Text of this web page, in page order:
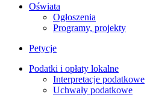
Oświata
Ogłoszenia
Programy, projekty
Petycje
Podatki i opłaty lokalne
Interpretacje podatkowe
Uchwały podatkowe